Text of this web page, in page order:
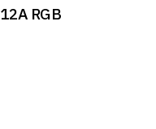
RGB